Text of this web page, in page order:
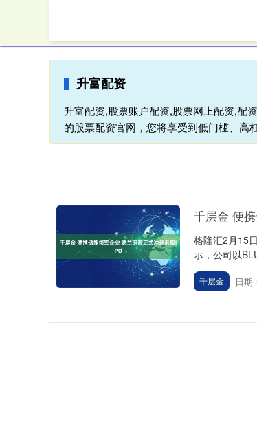
升富配资
升富配资,股票账户配资,股票网上配资,配
的股票配资官网，您将享受到低门槛、高
千层金 便
格隆汇2月15
示，公司以
千层金 日期